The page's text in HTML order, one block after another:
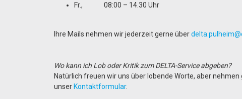
Fr., 08:00 – 14.30 Uhr
Ihre Mails nehmen wir jederzeit gerne über
Wo kann ich Lob oder Kritik zum DELTA-Service abgeben?
Natürlich freuen wir uns über lobende Worte, aber
unser Kontaktformular.